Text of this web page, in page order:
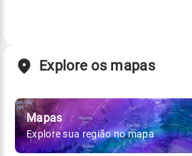
Explore os mapas
Mapas
Explore sua região no mapa